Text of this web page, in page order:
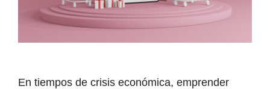
En tiempos de crisis económica, emprender